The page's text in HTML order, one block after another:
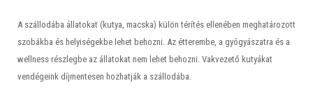
A szállodába állatokat (kutya, macska) külön térítés ellenében meghatározott
szobákba és helyiségekbe lehet behozni. Az étterembe, a gyógyászatra és a
wellness részlegbe az állatokat nem lehet behozni. Vakvezető kutyákat
vendégeink díjmentesen hozhatják a szállodába.